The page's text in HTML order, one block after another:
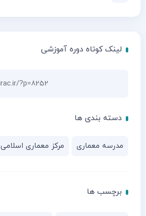
لینک کوتاه دوره آموزشی
دسته بندی ها
مدرسه معماری مرکز معماری اسلامی
برچسب ها